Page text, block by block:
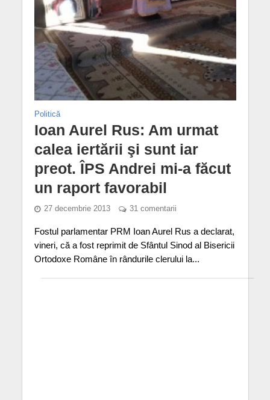
Politică
Ioan Aurel Rus: Am urmat
calea iertării şi sunt iar
preot. ÎPS Andrei mi-a făcut
un raport favorabil
27 decembrie 2013 31 comentarii
Fostul parlamentar PRM Ioan Aurel Rus a declarat,
vineri, că a fost reprimit de Sfântul Sinod al Bisericii
Ortodoxe Române în rândurile clerului la...